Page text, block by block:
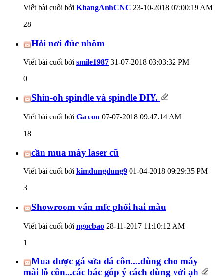
Viết bài cuối bởi KhangAnhCNC 23-10-2018 07:00:19 AM
28
Hỏi nơi đúc nhôm
Viết bài cuối bởi smile1987 31-07-2018 03:03:32 PM
0
Shin-oh spindle và spindle DIY.
Viết bài cuối bởi Ga con 07-07-2018 09:47:14 AM
18
cần mua máy laser cũ
Viết bài cuối bởi kimdungdung9 01-04-2018 09:29:35 PM
3
Showroom ván mfc phối hai màu
Viết bài cuối bởi ngocbao 28-11-2017 11:10:12 AM
1
Mua được gá sửa đá côn....dùng cho máy
mài lỗ côn...các bác góp ý cách dùng với ạh